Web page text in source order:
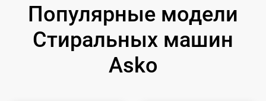
Популярные модели
Стиральных машин
Asko